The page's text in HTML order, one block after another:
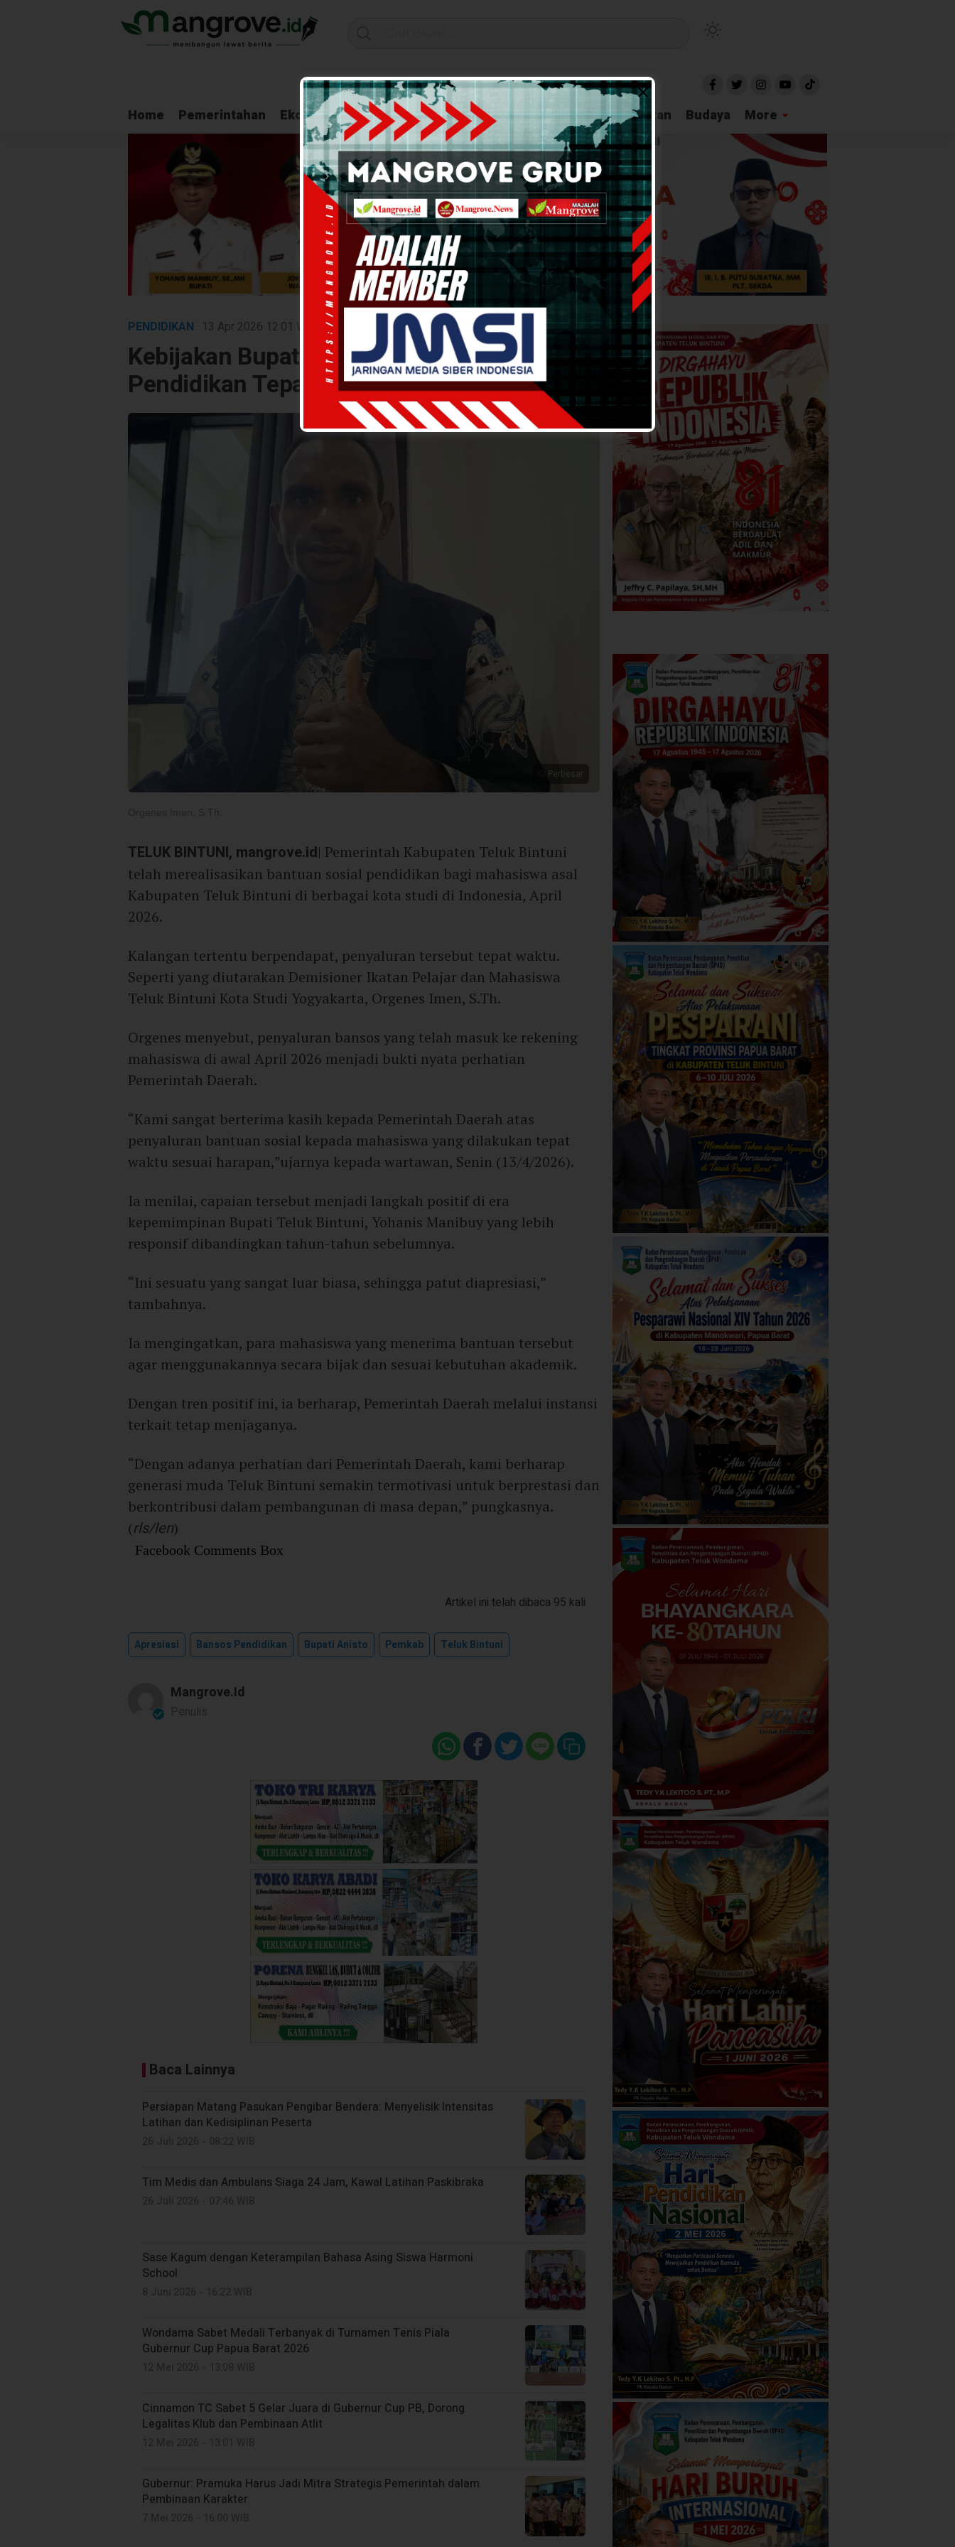
Home Pemerintahan Ekonomi & Bisnis Info Tanah Papua Kesehatan Pendidikan Budaya More
Support by
PENDIDIKAN · 13 Apr 2026 12:01 kurang dari 1 menit
Kebijakan Bupati Anisto Salurkan Bansos
Pendidikan Tepat Waktu Menuai Apresiasi
Perbesar
TELUK BINTUNI, mangrove.id| Pemerintah Kabupaten Teluk Bintuni
telah merealisasikan bantuan sosial pendidikan bagi mahasiswa asal
Kabupaten Teluk Bintuni di berbagai kota studi di Indonesia, April
2026.
Kalangan tertentu berpendapat, penyaluran tersebut tepat waktu.
Seperti yang diutarakan Demisioner Ikatan Pelajar dan Mahasiswa
Teluk Bintuni Kota Studi Yogyakarta, Orgenes Imen, S.Th.
Orgenes menyebut, penyaluran bansos yang telah masuk ke rekening
mahasiswa di awal April 2026 menjadi bukti nyata perhatian
Pemerintah Daerah.
“Kami sangat berterima kasih kepada Pemerintah Daerah atas
penyaluran bantuan sosial kepada mahasiswa yang dilakukan tepat
waktu sesuai harapan,”ujarnya kepada wartawan, Senin (13/4/2026).
Ia menilai, capaian tersebut menjadi langkah positif di era
kepemimpinan Bupati Teluk Bintuni, Yohanis Manibuy yang lebih
responsif dibandingkan tahun-tahun sebelumnya.
“Ini sesuatu yang sangat luar biasa, sehingga patut diapresiasi,”
tambahnya.
Ia mengingatkan, para mahasiswa yang menerima bantuan tersebut
agar menggunakannya secara bijak dan sesuai kebutuhan akademik.
Dengan tren positif ini, ia berharap, Pemerintah Daerah melalui instansi
terkait tetap menjaganya.
“Dengan adanya perhatian dari Pemerintah Daerah, kami berharap
generasi muda Teluk Bintuni semakin termotivasi untuk berprestasi dan
berkontribusi dalam pembangunan di masa depan,” pungkasnya.
(rls/len)
Facebook Comments Box
Artikel ini telah dibaca 95 kali
Apresiasi Bansos Pendidikan Bupati Anisto Pemkab Teluk Bintuni
Mangrove.id
Baca Lainnya
Persiapan Matang Pasukan Pengibar Bendera: Menyelisik Intensitas
Latihan dan Kedisiplinan Peserta
Tim Medis dan Ambulans Siaga 24 Jam, Kawal Latihan Paskibraka
Sase Kagum dengan Keterampilan Bahasa Asing Siswa Harmoni
School
Wondama Sabet Medali Terbanyak di Turnamen Tenis Piala
Gubernur Cup Papua Barat 2026
Cinnamon TC Sabet 5 Gelar Juara di Gubernur Cup PB, Dorong
Legalitas Klub dan Pembinaan Atlit
Gubernur: Pramuka Harus Jadi Mitra Strategis Pemerintah dalam
Pembinaan Karakter